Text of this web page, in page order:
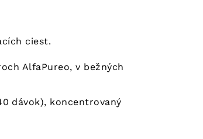
ciest.
AlfaPureo, v bežných
dávok), koncentrovaný